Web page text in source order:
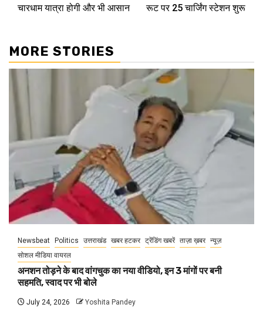
चारधाम यात्रा होगी और भी आसान
रूट पर 25 चार्जिंग स्टेशन शुरू
MORE STORIES
Newsbeat Politics उत्तराखंड खबर हटकर ट्रेंडिंग खबरें ताज़ा ख़बर न्यूज़
सोशल मीडिया वायरल
अनशन तोड़ने के बाद वांगचुक का नया वीडियो, इन 3 मांगों पर बनी
सहमति, स्वाद पर भी बोले
July 24, 2026 Yoshita Pandey